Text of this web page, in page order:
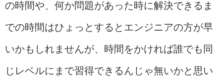
の時間や、何か問題があった時に解決できるま
での時間はひょっとするとエンジニアの方が早
いかもしれませんが、時間をかければ誰でも同
じレベルにまで習得できるんじゃ無いかと思い